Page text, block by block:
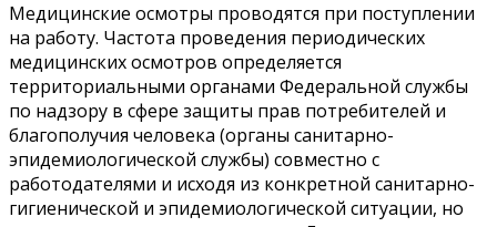
Медицинские осмотры проводятся при поступлении
на работу. Частота проведения периодических
медицинских осмотров определяется
территориальными органами Федеральной службы
по надзору в сфере защиты прав потребителей и
благополучия человека (органы санитарно-
эпидемиологической службы) совместно с
работодателями и исходя из конкретной санитарно-
гигиенической и эпидемиологической ситуации, но